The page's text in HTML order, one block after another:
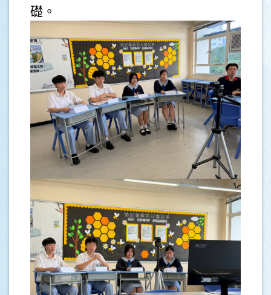
礎。